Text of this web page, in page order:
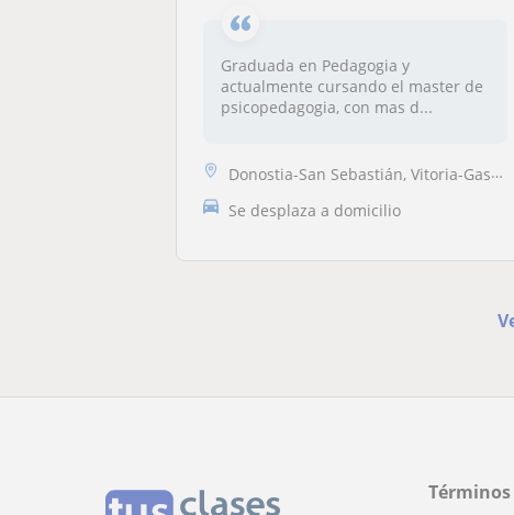
Graduada en Pedagogia y
actualmente cursando el master de
psicopedagogia, con mas d...
Donostia-San Sebastián, Vitoria-Gasteiz
Se desplaza a domicilio